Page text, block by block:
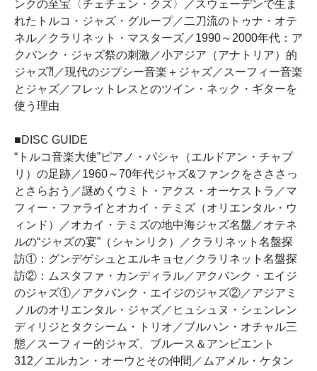
ンクの至宝〈チェチェン・クズ〉／スウェーデンで生ま
れたトルコ・ジャズ・グループ／二刀流のトゥナ・オテ
ネル／クラリネット・マスターズ／1990～2000年代：ア
クバンク・ジャズ祭の刺激／小アジア（アナトリア）的
ジャズ⁈／現代のジプシー音楽＋ジャズ／スーフィー音楽
とジャズ／フレットレスとのツイン・ネック・ギターを
使う理由
■DISC GUIDE
“トルコ音楽大使”ピアノ・パシャ（エルドアン・チャプ
リ）の足跡／1960～70年代ジャズ&ファンクをさささっ
とさらおう／謎めくウミト・アクス・オーケストラ／マ
フィー・ファライとオカイ・テミズ（オリエンタル・ウ
ィンド）／オカイ・テミズの地中海ジャズ名盤／オテネ
ルの“ジャズの宴”（シャンリク）／クラリネット名盤探
訪①：グンデゲシュとエルキョセ／クラリネット名盤探
訪②：ムスタファ・カンディラル／アクバンク・エイジ
のジャズ①／アクバンク・エイジのジャズ②／アジアミ
ノルのオリエンタル・ジャズ／ヒュシュヌ・シェンレン
ディリジとタクシーム・トリオ／ブルハン・オチャル三
態／スーフィー的ジャズ、ブルース＆アンビエント
312／エルカン・オーウとその仲間／ムアメル・ケタン